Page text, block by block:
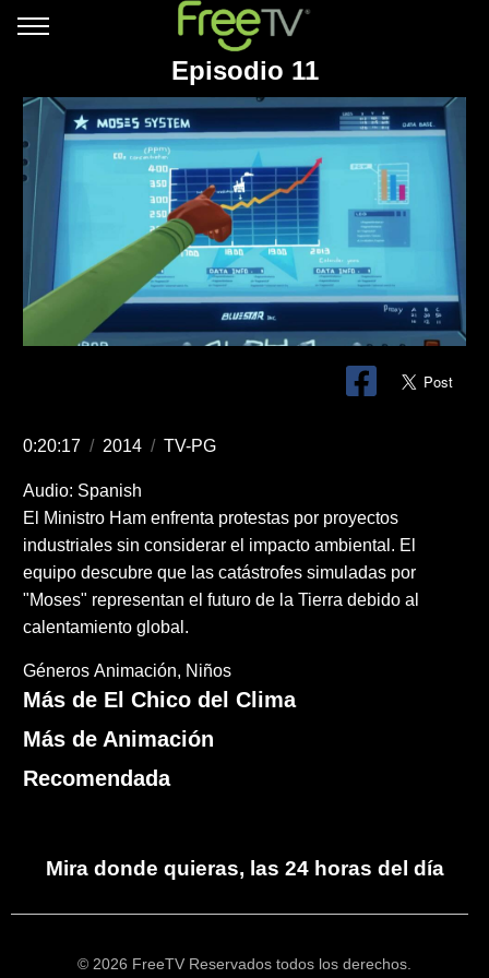
Episodio 11
0:20:17 / 2014 / TV-PG
Audio: Spanish
El Ministro Ham enfrenta protestas por proyectos
industriales sin considerar el impacto ambiental. El
equipo descubre que las catástrofes simuladas por
"Moses" representan el futuro de la Tierra debido al
calentamiento global.
Géneros Animación Niños
Más de El Chico del Clima
Más de Animación
Recomendada
Mira donde quieras, las 24 horas del día
© 2026 FreeTV Reservados todos los derechos.